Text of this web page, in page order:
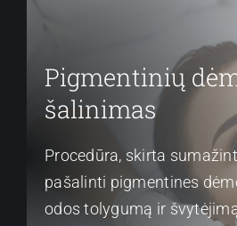
Pigmentinių
šalinimas
Procedūra, skirta
pašalinti pigmentines
odos tolygumą ir